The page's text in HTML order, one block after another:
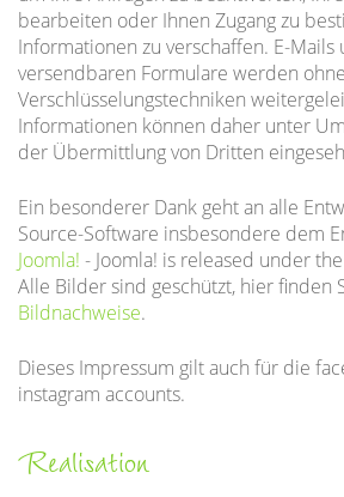
bearbeiten oder Ihnen Zugang zu
Informationen zu verschaffen. E-
versendbaren Formulare werden
Verschlüsselungstechniken
Informationen können daher unter
der Übermittlung von Dritten
Ein besonderer Dank geht an alle
Source-Software insbesondere dem
Joomla! - Joomla! is released under
Alle Bilder sind geschützt, hier finden
Bildnachweise.
Dieses Impressum gilt auch für die
instagram accounts.
Realisation